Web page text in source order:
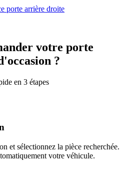
porte arrière droite
votre porte
?
en 3 étapes
et sélectionnez la pièce recherchée.
votre véhicule.